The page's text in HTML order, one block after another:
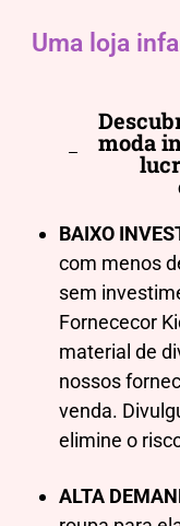
Uma loja
moda
BAIXO
com menos
sem
Fornececor
material de
nossos
venda.
elimine o
ALTA